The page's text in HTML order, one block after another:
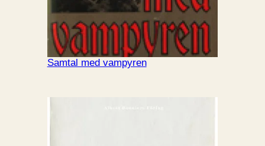
Samtal med vampyren